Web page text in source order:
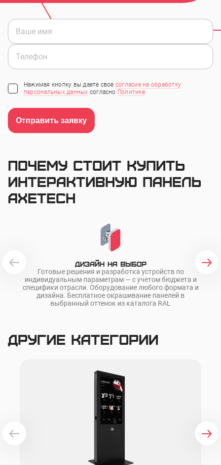
Нажимая кнопку вы даете свое согласие на обработку
персональных данных согласно Политике
Отправить заявку
Почему стоит купить
интерактивную панель
AxeTech
Дизайн на выбор
Готовые решения и разработка устройств по
индивидуальным параметрам — с учетом бюджета и
специфики отрасли. Оборудование любого формата и
дизайна. Бесплатное окрашивание панелей в
выбранный оттенок из каталога RAL
Другие категории